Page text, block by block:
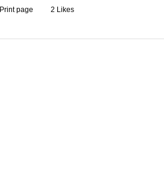
Print page 2 Likes